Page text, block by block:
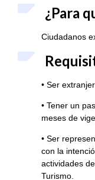
¿Para
Ciudadanos
• Ser
• Tener un
meses de
• Ser
con la
actividades
Turismo.